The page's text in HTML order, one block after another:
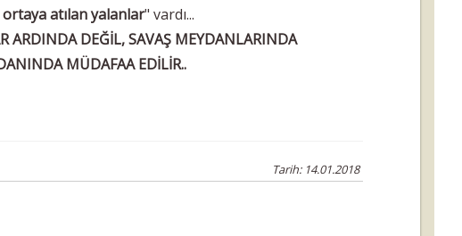
atılan yalanlar" vardı...
ARDINDA DEĞİL, SAVAŞ MEYDANLARINDA
MÜDAFAA EDİLİR..
Tarih: 14.01.2018